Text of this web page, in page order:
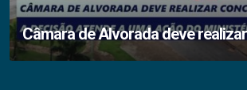
Câmara de Alvorada deve